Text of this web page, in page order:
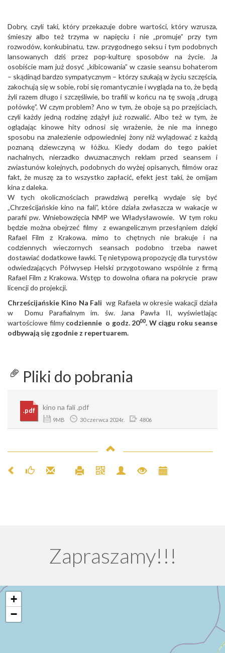
Dobry, czyli taki, który przekazuje dobre wartości, który wzrusza,
śmieszy albo też trzyma w napięciu i nie „promuje” przy tym
rozwodów, konkubinatu, tzw. przygodnego seksu i tym podobnych
lansowanych dziś przez pop-kulturę sposobów na życie. Ja
osobiście mam już dosyć „kibicowania” w czasie seansu bohaterom
– skądinąd bardzo sympatycznym – którzy szukają w życiu szczęścia,
zakochują się w sobie, robi się romantycznie i wygląda na to, że będą
żyli razem długo i szczęśliwie, bo trafili w końcu na tę swoją „drugą
połówkę”. W czym problem? Ano w tym, że oboje są po przejściach,
czyli każdy jedną rodzinę zdążył już rozwalić. Albo też w tym, że
oglądając kinowe hity odnosi się wrażenie, że nie ma innego
sposobu na znalezienie odpowiedniej żony niż wylądować z każdą
poznaną dziewczyną w łóżku. Kiedy dodam do tego pakiet
nachalnych, nierzadko dwuznacznych reklam przed seansem i
zwiastunów kolejnych, podobnych do wyżej opisanych, filmów oraz
fakt, że muszę za to wszystko zapłacić, efekt jest taki, że omijam
kina z daleka.
W tych okolicznościach prawdziwą perełką wydaje się być
„Chrześcijańskie kino na fali”, które działa zwłaszcza w wakacje w
parafii pw. Wniebowzięcia NMP we Władysławowie. W tym roku
będzie można obejrzeć filmy z ewangelicznym przesłąniem dzięki
Rafael Film z Krakowa. mimo to chętnych nie brakuje i na
codziennych wieczornych seansach podobno trzeba nawet
dostawiać dodatkowe ławki. Tę nietypową propozycję dla turystów
odwiedzających Półwysep Helski przygotowano wspólnie z firmą
Rafael Film z Krakowa. Wstęp to dowolna ofiara na pokrycie praw
licencji do projekcji.
Chrześcijańskie Kino Na Fali wg Rafaela w okresie wakacji działa
w Domu Parafialnym im. św. Jana Pawła II, wyświetlając
wartościowe filmy codziennie o godz. 2000. W ciągu roku seanse
odbywają się zgodnie z repertuarem.
Pliki do pobrania
.pdf kino na fali .pdf
9MB 30 czerwca 2024r. 4806
Zapraszamy!!!
+
−